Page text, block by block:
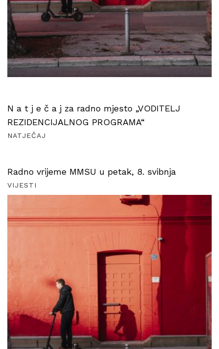
N a t j e č a j za radno mjesto „VODITELJ
REZIDENCIJALNOG PROGRAMA“
NATJEČAJ
Radno vrijeme MMSU u petak, 8. svibnja
VIJESTI